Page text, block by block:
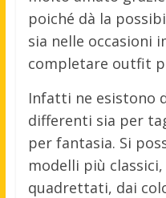
poiché dà la
sia nelle occasioni
completare outfit
Infatti ne esistono
differenti sia per
per fantasia. Si
modelli più
quadrettati, dai